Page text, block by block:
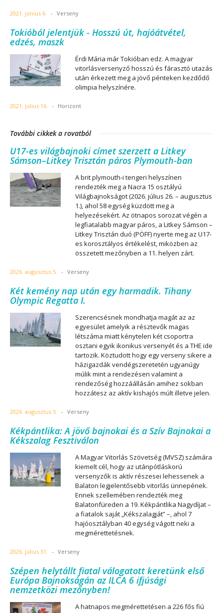
2021. június 6. - Verseny
Tokióból jelentjük - Hosszú út, hajóátvétel,
edzés, maszk
Érdi Mária már Tokióban edz. A magyar
vitorlásversenyző hosszú és fárasztó utazás
után érkezett meg a jövő pénteken kezdődő
olimpia helyszínére.
2021. július 16. - Horizont
További cikkek a rovatból
U17-es világbajnoki címet szerzett a Litkey
Sámson–Litkey Trisztán páros Plymouth-ban
A brit plymouth-i tengeri helyszínen
rendezték meg a Nacra 15 osztályú
Világbajnokságot (2026. július 26. – augusztus
1.), ahol 58 egység küzdött meg a
helyezésekért. Az ötnapos sorozat végén a
legfiatalabb magyar páros, a Litkey Sámson –
Litkey Trisztán duó (PÖFF) nyerte meg az U17-
es korosztályos értékelést, miközben az
összetett mezőnyben a 11. helyen zárt.
2026. augusztus 5. - Verseny
Két kemény nap után egy harmadik. Tihany
Olympic Regatta I.
Szerencsésnek mondhatja magát az az
egyesület amelyik a résztevők magas
létszáma miatt kénytelen két csoportra
osztani egyik ikonikus versenyét és a THE ide
tartozik. Köztudott hogy egy verseny sikere a
házigazdák vendégszeretetén ugyanúgy
múlik mint a rendezésen valamint a
rendezőség hozzáállásán amihez sokban
hozzátesz az aktív kishajós múlt illetve jelen.
2026. augusztus 5. - Verseny
Kékpántlika: A jövő bajnokai és a Szív Bajnokai a
Kékszalag Fesztiválon
A Magyar Vitorlás Szövetség (MVSZ) számára
kiemelt cél, hogy az utánpótláskorú
versenyzők is aktív részesei lehessenek a
Balaton legjelentősebb vitorlás ünnepének.
Ennek szellemében rendezték meg
Balatonfüreden a 19. Kékpántlika Nagydíjat –
a fiatalok saját „Kékszalagját” –, ahol 7
hajóosztályban 40 egység vágott neki a
megmérettetésnek.
2026. július 31. - Verseny
Szépen helytállt fiatal válogatott keretünk első
Európa Bajnokságán az ILCA 6 ifjúsági
nemzetközi mezőnyben!
A hatnapos megmérettetésen a 226 fős fiú